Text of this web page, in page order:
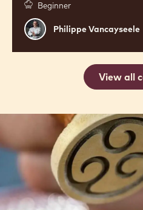
Beginner
Philippe
Vancayseele
Philippe Vancayseele
View all